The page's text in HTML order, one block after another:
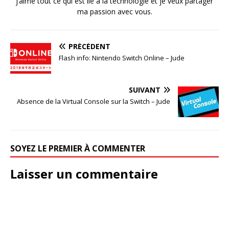
ma passion avec vous.
PRÉCÉDENT
Flash info: Nintendo Switch Online – Jude
SUIVANT
Absence de la Virtual Console sur la Switch – Jude
SOYEZ LE PREMIER À COMMENTER
Laisser un commentaire